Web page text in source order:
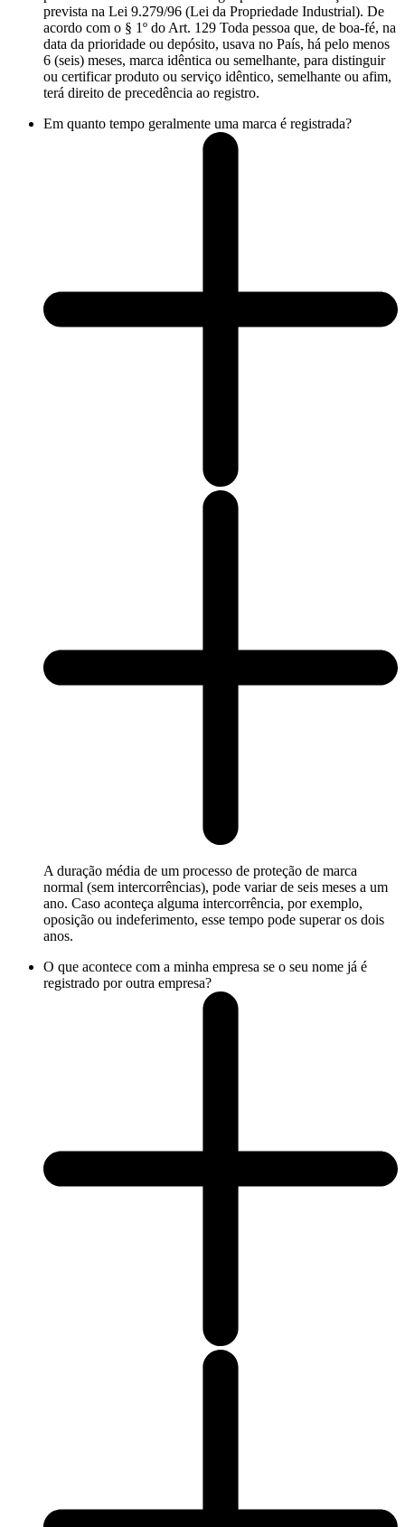
prevista na Lei 9.279/96 (Lei da Propriedade Industrial). De
acordo com o § 1º do Art. 129 Toda pessoa que, de boa-fé, na
data da prioridade ou depósito, usava no País, há pelo menos
6 (seis) meses, marca idêntica ou semelhante, para distinguir
ou certificar produto ou serviço idêntico, semelhante ou afim,
terá direito de precedência ao registro.
Em quanto tempo geralmente uma marca é registrada?
A duração média de um processo de proteção de marca
normal (sem intercorrências), pode variar de seis meses a um
ano. Caso aconteça alguma intercorrência, por exemplo,
oposição ou indeferimento, esse tempo pode superar os dois
anos.
O que acontece com a minha empresa se o seu nome já é
registrado por outra empresa?